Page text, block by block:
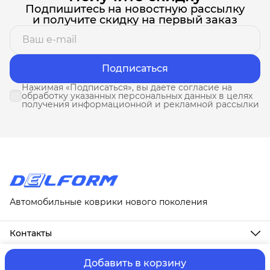
Добавить в корзину
Подпишитесь на новостную рассылку
и получите скидку на первый заказ
Подписаться
Нажимая «Подписаться», вы даете согласие на
обработку указанных персональных данных в целях
получения информационной и рекламной рассылки
Автомобильные коврики нового поколения
Контакты
Адрес
г. Москва, ул. Новослободская, д. 20, 1А
ⓒ ИП Третьякова Т.А.Оплата и Доставка